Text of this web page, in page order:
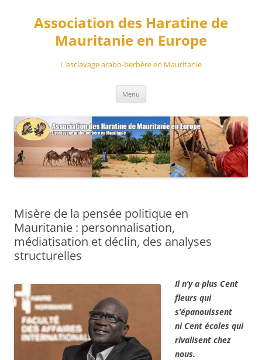
contenuAssociation des Haratine de
Mauritanie en Europe
L'esclavage arabo-berbère en Mauritanie
Menu
Misère de la pensée politique en
Mauritanie : personnalisation,
médiatisation et déclin, des analyses
structurelles
Il n’y a plus Cent
fleurs qui
s’épanouissent
ni Cent écoles qui
rivalisent chez
nous.